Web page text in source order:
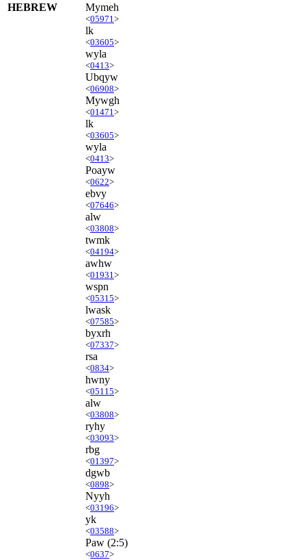
HEBREW Mymeh
<05971 >
lk
<03605>
wyla
<0413>
Ubqyw
<06908>
Mywgh
<01471 >
lk
<03605>
wyla
<0413>
Poayw
<0622>
ebvy
<07646>
alw
<03808>
twmk
<04194>
awhw
<01931 >
wspn
<05315>
lwask
<07585>
byxrh
<07337>
rsa
<0834>
hwny
<05115>
alw
<03808>
ryhy
<03093>
rbg
<01397>
dgwb
<0898>
Nyyh
<03196>
yk
<03588>
Paw (2:5)
<0637>